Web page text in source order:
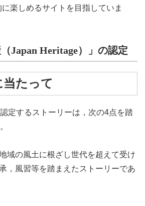
楽しめるサイトを目指していま
Japan Heritage）」の認定
当たって
定するストーリーは，次の4点を踏
域の風土に根ざし世代を超えて受け
，風習等を踏まえたストーリーであ